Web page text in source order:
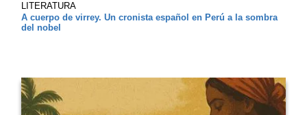
LITERATURA
A cuerpo de virrey. Un cronista español en Perú a la sombra
del nobel